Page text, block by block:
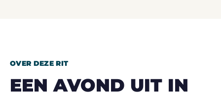
OVER DEZE RIT
EEN AVOND UIT IN